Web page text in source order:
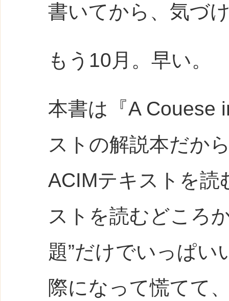
書いてから、気づ
もう10月。早い。
本書は『A Couese
ストの解説本だか
ACIMテキストを読
ストを読むどころ
題”だけでいっぱ
際になって慌てて